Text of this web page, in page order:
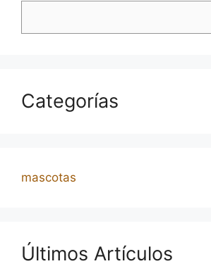
Categorías
mascotas
Últimos Artículos